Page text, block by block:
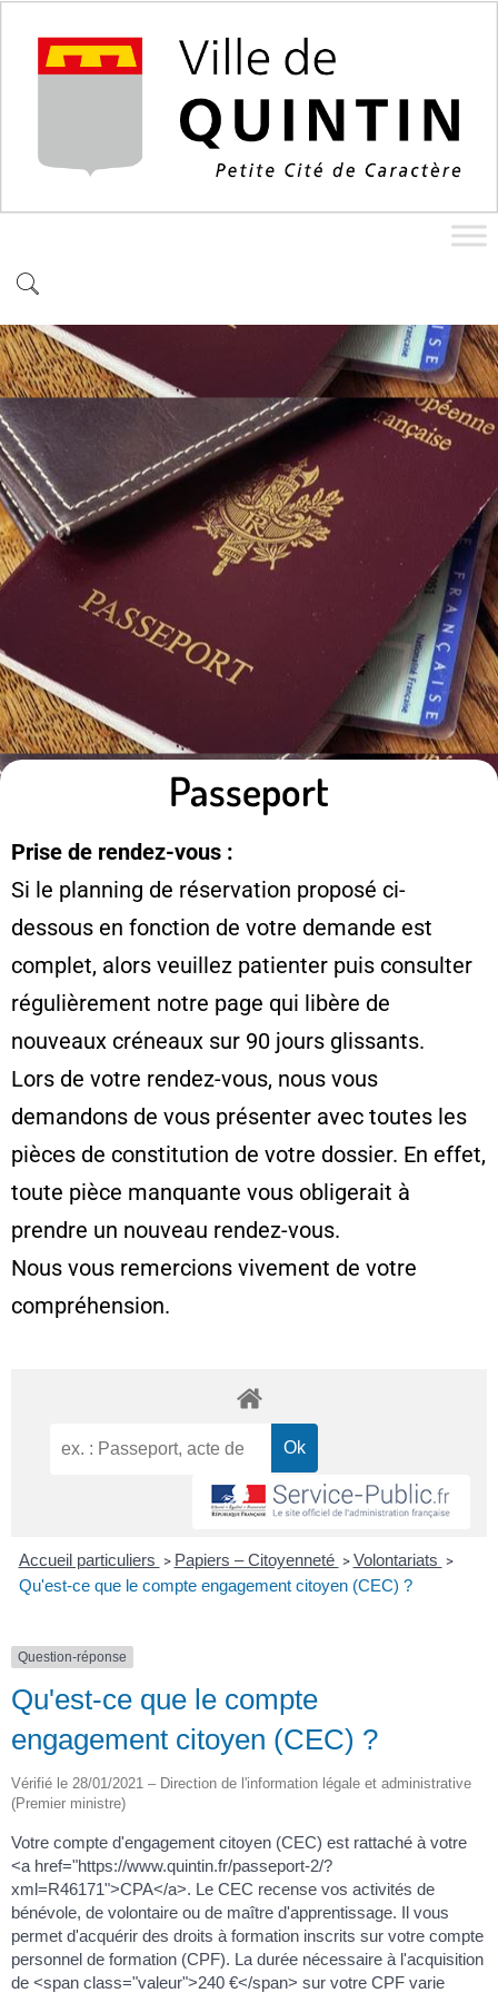
Passeport
Prise de rendez-vous :
Si le planning de réservation proposé ci-
dessous en fonction de votre demande est
complet, alors veuillez patienter puis consulter
régulièrement notre page qui libère de
nouveaux créneaux sur 90 jours glissants.
Lors de votre rendez-vous, nous vous
demandons de vous présenter avec toutes les
pièces de constitution de votre dossier. En effet,
toute pièce manquante vous obligerait à
prendre un nouveau rendez-vous.
Nous vous remercions vivement de votre
compréhension.
Accueil particuliers > Papiers – Citoyenneté > Volontariats >
Qu'est-ce que le compte engagement citoyen (CEC) ?
Question-réponse
Qu'est-ce que le compte
engagement citoyen (CEC) ?
Vérifié le 28/01/2021 – Direction de l'information légale et administrative
(Premier ministre)
Votre compte d'engagement citoyen (CEC) est rattaché à votre
<a href="https://www.quintin.fr/passeport-2/?
xml=R46171">CPA</a>. Le CEC recense vos activités de
bénévole, de volontaire ou de maître d'apprentissage. Il vous
permet d'acquérir des droits à formation inscrits sur votre compte
personnel de formation (CPF). La durée nécessaire à l'acquisition
de <span class="valeur">240 €</span> sur votre CPF varie